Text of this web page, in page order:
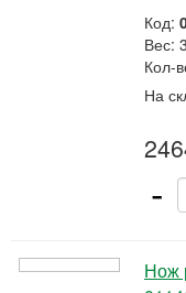
Код:
Вес:
Кол-
На
-
Нож